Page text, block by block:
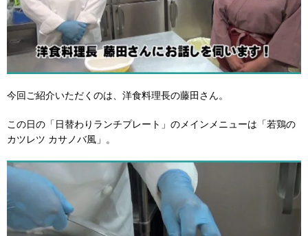
今回ご紹介いただくのは、洋食料理長の藤田さん。
この日の「日替わりランチプレート」のメインメニューは「若鶏の
カツレツ カサノバ風」。